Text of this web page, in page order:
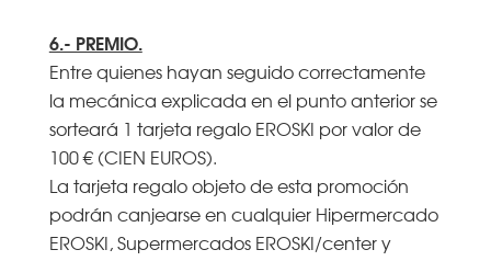
6.- PREMIO.
Entre quienes hayan seguido correctamente
la mecánica explicada en el punto anterior se
sorteará 1 tarjeta regalo EROSKI por valor de
100 € (CIEN EUROS).
La tarjeta regalo objeto de esta promoción
podrán canjearse en cualquier Hipermercado
EROSKI, Supermercados EROSKI/center y